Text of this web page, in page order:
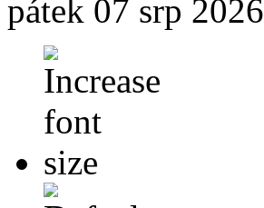
pátek 07 srp 2026